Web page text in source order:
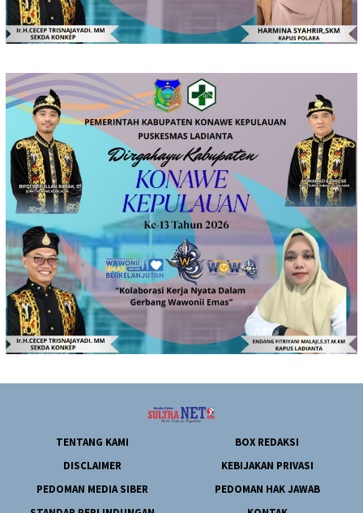
TENTANG KAMI
BOX REDAKSI
DISCLAIMER
KEBIJAKAN PRIVASI
PEDOMAN MEDIA SIBER
PEDOMAN HAK JAWAB